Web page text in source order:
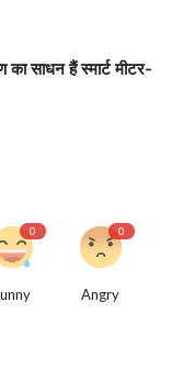
साधन हैं स्मार्ट मीटर-
0 0
Angry